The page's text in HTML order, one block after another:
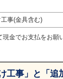
事(金具含む)
金でお支払をお願
工事」と「